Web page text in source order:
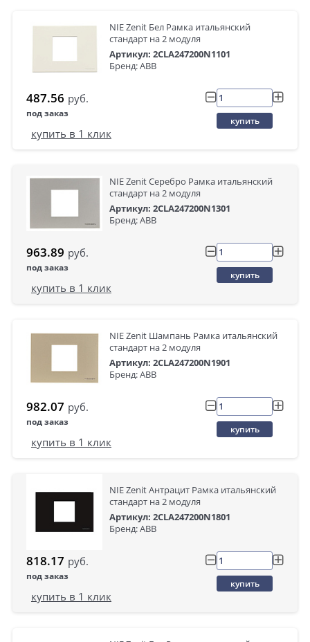
NIE Zenit Бел Рамка итальянский
стандарт на 2 модуля
Артикул: 2CLA247200N1101
Бренд: ABB
487.56 руб.
под заказ
купить
купить в 1 клик
NIE Zenit Серебро Рамка итальянский
стандарт на 2 модуля
Артикул: 2CLA247200N1301
Бренд: ABB
963.89 руб.
под заказ
купить
купить в 1 клик
NIE Zenit Шампань Рамка итальянский
стандарт на 2 модуля
Артикул: 2CLA247200N1901
Бренд: ABB
982.07 руб.
под заказ
купить
купить в 1 клик
NIE Zenit Антрацит Рамка итальянский
стандарт на 2 модуля
Артикул: 2CLA247200N1801
Бренд: ABB
818.17 руб.
под заказ
купить
купить в 1 клик